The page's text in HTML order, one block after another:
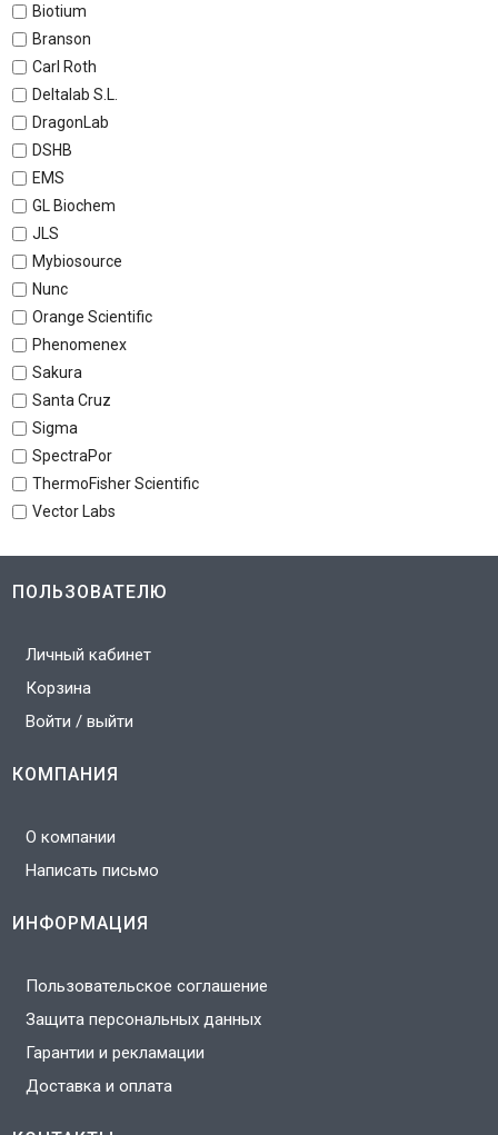
Biotium
Branson
Carl Roth
Deltalab S.L.
DragonLab
DSHB
EMS
GL Biochem
JLS
Mybiosource
Nunc
Orange Scientific
Phenomenex
Sakura
Santa Cruz
Sigma
SpectraPor
ThermoFisher Scientific
Vector Labs
ПОЛЬЗОВАТЕЛЮ
Личный кабинет
Корзина
Войти / выйти
КОМПАНИЯ
О компании
Написать письмо
ИНФОРМАЦИЯ
Пользовательское соглашение
Защита персональных данных
Гарантии и рекламации
Доставка и оплата